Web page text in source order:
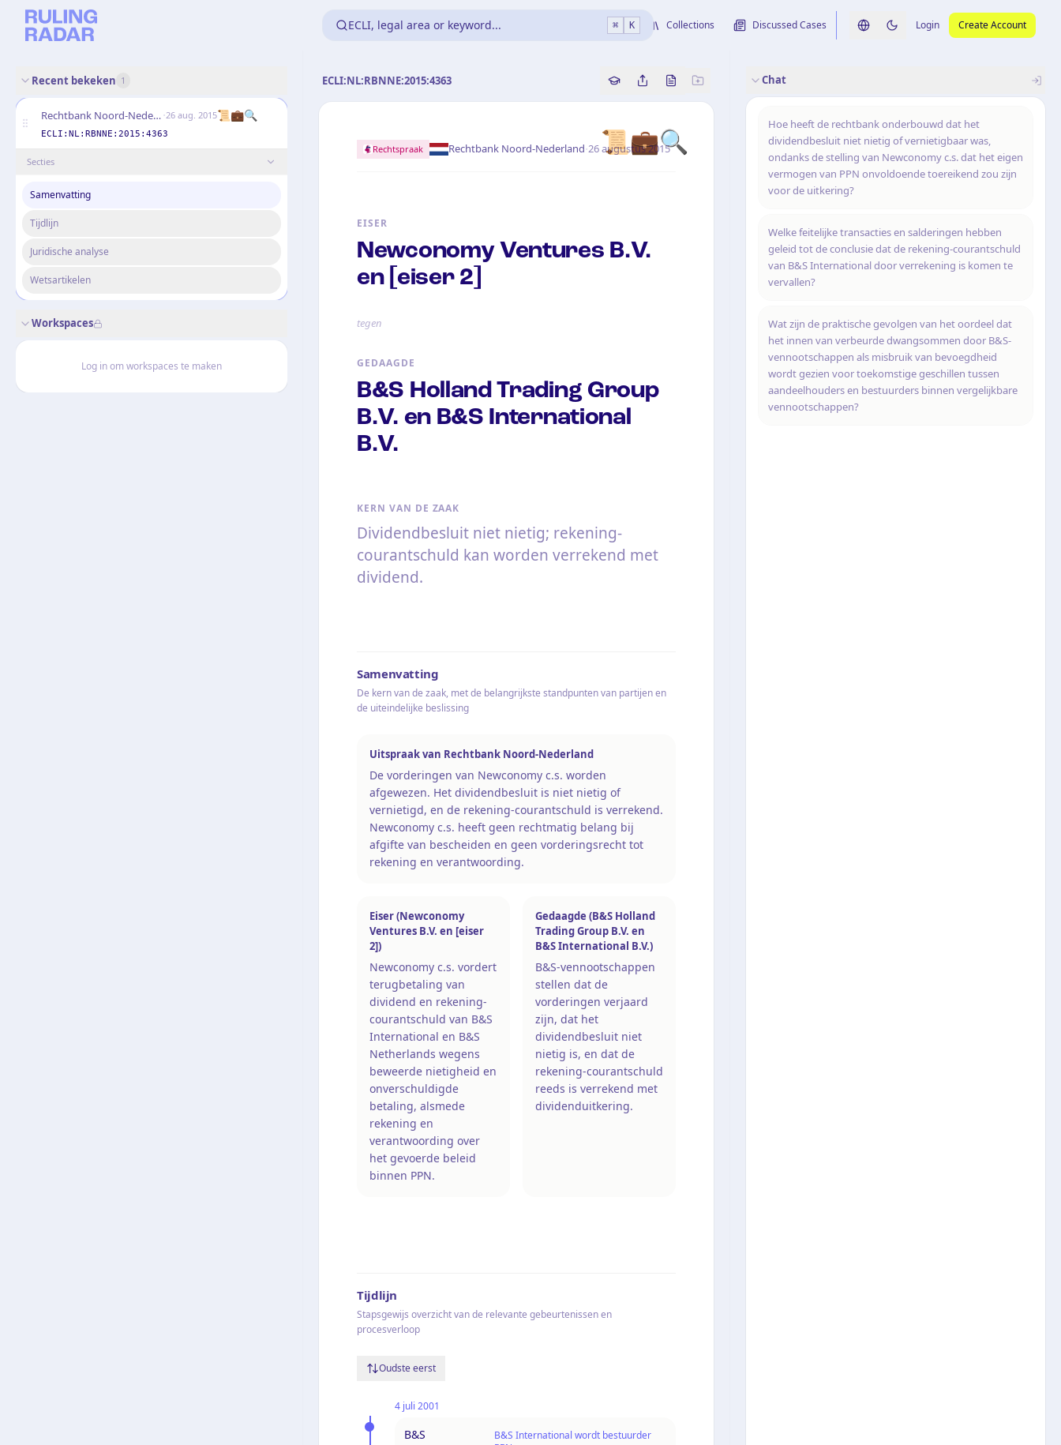
ECLI, legal area or keyword... ⌘ K Collections Discussed Cases Switch language
Switch to dark theme
Login Create Account
Recent bekeken 1
Rechtbank Noord-Nederland·26 aug. 2015📜💼🔍
ECLI:NL:RBNNE:2015:4363
Secties
Samenvatting
Tijdlijn
Juridische analyse
Wetsartikelen
Workspaces
Log in om workspaces te maken
ECLI:NL:RBNNE:2015:4363 Copy source reference
Share this analysis
Bekijk originele uitspraak
📜💼🔍
Rechtspraak Rechtbank Noord-Nederland·26 augustus 2015
EISER
Newconomy Ventures B.V.
en [eiser 2]
tegen
GEDAAGDE
B&S Holland Trading Group
B.V. en B&S International
B.V.
KERN VAN DE ZAAK
Dividendbesluit niet nietig; rekening-
courantschuld kan worden verrekend met
dividend.
Samenvatting
De kern van de zaak, met de belangrijkste standpunten van partijen en
de uiteindelijke beslissing
Uitspraak van Rechtbank Noord-Nederland
De vorderingen van Newconomy c.s. worden
afgewezen. Het dividendbesluit is niet nietig of
vernietigd, en de rekening-courantschuld is verrekend.
Newconomy c.s. heeft geen rechtmatig belang bij
afgifte van bescheiden en geen vorderingsrecht tot
rekening en verantwoording.
Eiser (Newconomy
Ventures B.V. en [eiser
2])
Newconomy c.s. vordert
terugbetaling van
dividend en rekening-
courantschuld van B&S
International en B&S
Netherlands wegens
beweerde nietigheid en
onverschuldigde
betaling, alsmede
rekening en
verantwoording over
het gevoerde beleid
binnen PPN.
Gedaagde (B&S Holland
Trading Group B.V. en
B&S International B.V.)
B&S-vennootschappen
stellen dat de
vorderingen verjaard
zijn, dat het
dividendbesluit niet
nietig is, en dat de
rekening-courantschuld
reeds is verrekend met
dividenduitkering.
Tijdlijn
Stapsgewijs overzicht van de relevante gebeurtenissen en
procesverloop
Oudste eerst
4 juli 2001
B&S
B&S International wordt bestuurder
Chat
Hoe heeft de rechtbank onderbouwd dat het
dividendbesluit niet nietig of vernietigbaar was,
ondanks de stelling van Newconomy c.s. dat het eigen
vermogen van PPN onvoldoende toereikend zou zijn
voor de uitkering?
Welke feitelijke transacties en salderingen hebben
geleid tot de conclusie dat de rekening-courantschuld
van B&S International door verrekening is komen te
vervallen?
Wat zijn de praktische gevolgen van het oordeel dat
het innen van verbeurde dwangsommen door B&S-
vennootschappen als misbruik van bevoegdheid
wordt gezien voor toekomstige geschillen tussen
aandeelhouders en bestuurders binnen vergelijkbare
vennootschappen?